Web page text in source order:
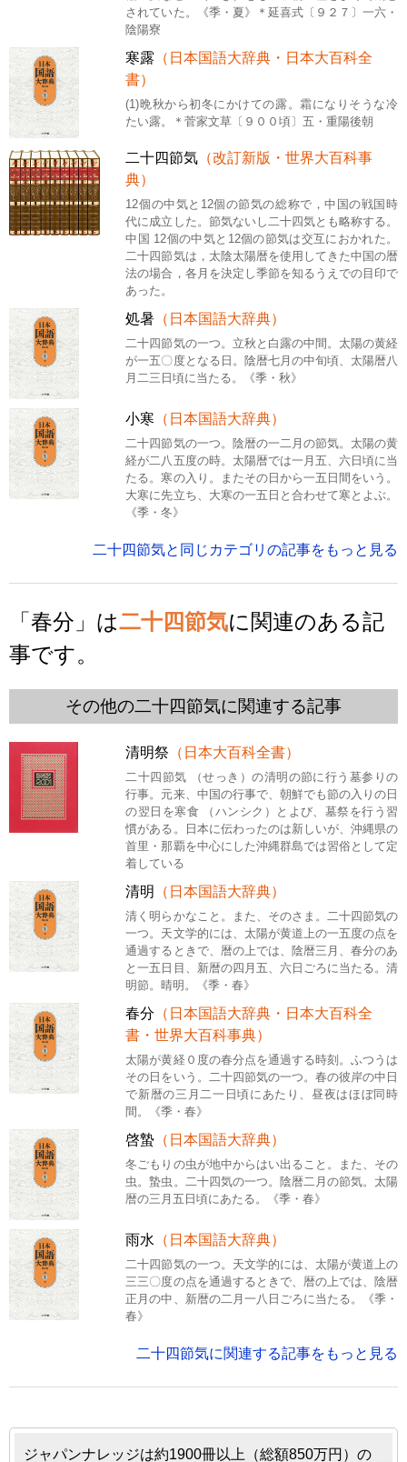
されていた。《季・夏》＊延喜式〔９２７〕一六・
陰陽寮
寒露 （日本国語大辞典・日本大百科全
書）
(1)晩秋から初冬にかけての露。霜になりそうな冷
たい露。＊菅家文草〔９００頃〕五・重陽後朝
二十四節気 （改訂新版・世界大百科事
典）
12個の中気と12個の節気の総称で，中国の戦国時
代に成立した。節気ないし二十四気とも略称する。
中国 12個の中気と12個の節気は交互におかれた。
二十四節気は，太陰太陽暦を使用してきた中国の暦
法の場合，各月を決定し季節を知るうえでの目印で
あった。
処暑 （日本国語大辞典）
二十四節気の一つ。立秋と白露の中間。太陽の黄経
が一五〇度となる日。陰暦七月の中旬頃、太陽暦八
月二三日頃に当たる。《季・秋》
小寒 （日本国語大辞典）
二十四節気の一つ。陰暦の一二月の節気。太陽の黄
経が二八五度の時。太陽暦では一月五、六日頃に当
たる。寒の入り。またその日から一五日間をいう。
大寒に先立ち、大寒の一五日と合わせて寒とよぶ。
《季・冬》
二十四節気と同じカテゴリの記事をもっと見る
「春分」は二十四節気に関連のある記
事です。
その他の二十四節気に関連する記事
清明祭 （日本大百科全書）
二十四節気 （せっき）の清明の節に行う墓参りの
行事。元来、中国の行事で、朝鮮でも節の入りの日
の翌日を寒食 （ハンシク）とよび、墓祭を行う習
慣がある。日本に伝わったのは新しいが、沖縄県の
首里・那覇を中心にした沖縄群島では習俗として定
着している
清明 （日本国語大辞典）
清く明らかなこと。また、そのさま。二十四節気の
一つ。天文学的には、太陽が黄道上の一五度の点を
通過するときで、暦の上では、陰暦三月、春分のあ
と一五日目、新暦の四月五、六日ごろに当たる。清
明節。晴明。《季・春》
春分 （日本国語大辞典・日本大百科全
書・世界大百科事典）
太陽が黄経０度の春分点を通過する時刻。ふつうは
その日をいう。二十四節気の一つ。春の彼岸の中日
で新暦の三月二一日頃にあたり、昼夜はほぼ同時
間。《季・春》
啓蟄 （日本国語大辞典）
冬ごもりの虫が地中からはい出ること。また、その
虫。蟄虫。二十四気の一つ。陰暦二月の節気。太陽
暦の三月五日頃にあたる。《季・春》
雨水 （日本国語大辞典）
二十四節気の一つ。天文学的には、太陽が黄道上の
三三〇度の点を通過するときで、暦の上では、陰暦
正月の中、新暦の二月一八日ごろに当たる。《季・
春》
二十四節気に関連する記事をもっと見る
ジャパンナレッジは約1900冊以上（総額850万円）の